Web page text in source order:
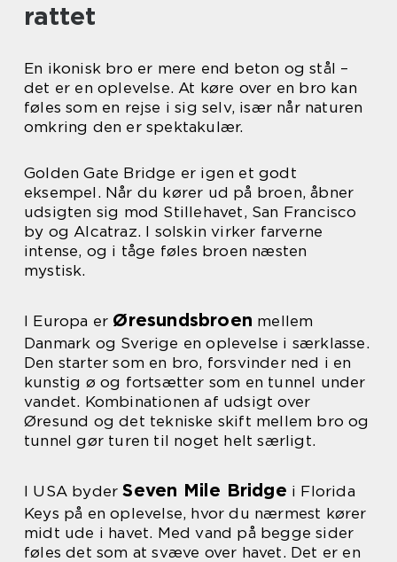
rattet
En ikonisk bro er mere end beton og stål –
det er en oplevelse. At køre over en bro kan
føles som en rejse i sig selv, især når naturen
omkring den er spektakulær.
Golden Gate Bridge er igen et godt
eksempel. Når du kører ud på broen, åbner
udsigten sig mod Stillehavet, San Francisco
by og Alcatraz. I solskin virker farverne
intense, og i tåge føles broen næsten
mystisk.
I Europa er Øresundsbroen mellem
Danmark og Sverige en oplevelse i særklasse.
Den starter som en bro, forsvinder ned i en
kunstig ø og fortsætter som en tunnel under
vandet. Kombinationen af udsigt over
Øresund og det tekniske skift mellem bro og
tunnel gør turen til noget helt særligt.
I USA byderSeven Mile Bridge i Florida
Keys på en oplevelse, hvor du nærmest kører
midt ude i havet. Med vand på begge sider
føles det som at svæve over havet. Det er en